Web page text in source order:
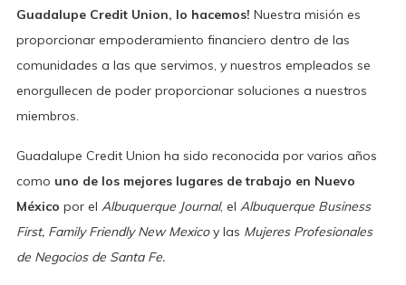
Guadalupe Credit Union, lo hacemos! Nuestra misión es
proporcionar empoderamiento financiero dentro de las
comunidades a las que servimos, y nuestros empleados se
enorgullecen de poder proporcionar soluciones a nuestros
miembros.
Guadalupe Credit Union ha sido reconocida por varios años
como uno de los mejores lugares de trabajo en Nuevo
México por el Albuquerque Journal, el Albuquerque Business
First, Family Friendly New Mexicoy las Mujeres Profesionales
de Negocios de Santa Fe.